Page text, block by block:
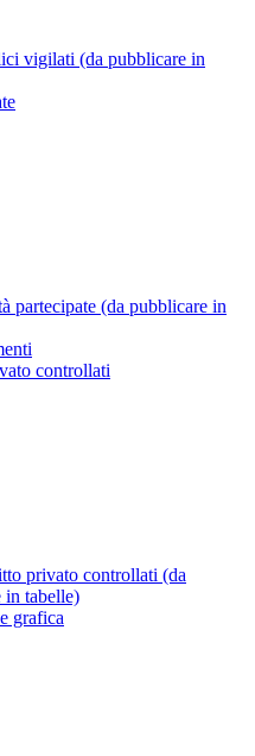
vigilati (da pubblicare in
partecipate (da pubblicare in
controllati
privato controllati (da
in tabelle)
grafica